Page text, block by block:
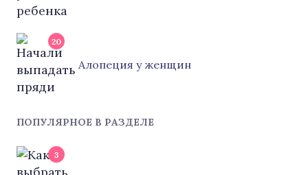
20
Алопеция у женщин
ПОПУЛЯРНОЕ В РАЗДЕЛЕ
3